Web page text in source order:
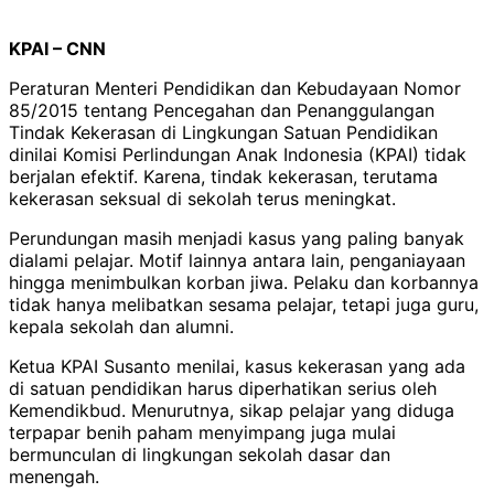
KPAI – CNN
Peraturan Menteri Pendidikan dan Kebudayaan Nomor
85/2015 tentang Pencegahan dan Penanggulangan
Tindak Kekerasan di Lingkungan Satuan Pendidikan
dinilai Komisi Perlindungan Anak Indonesia (KPAI) tidak
berjalan efektif. Karena, tindak kekerasan, terutama
kekerasan seksual di sekolah terus meningkat.
Perundungan masih menjadi kasus yang paling banyak
dialami pelajar. Motif lainnya antara lain, penganiayaan
hingga menimbulkan korban jiwa. Pelaku dan korbannya
tidak hanya melibatkan sesama pelajar, tetapi juga guru,
kepala sekolah dan alumni.
Ketua KPAI Susanto menilai, kasus kekerasan yang ada
di satuan pendidikan harus diperhatikan serius oleh
Kemendikbud. Menurutnya, sikap pelajar yang diduga
terpapar benih paham menyimpang juga mulai
bermunculan di lingkungan sekolah dasar dan
menengah.